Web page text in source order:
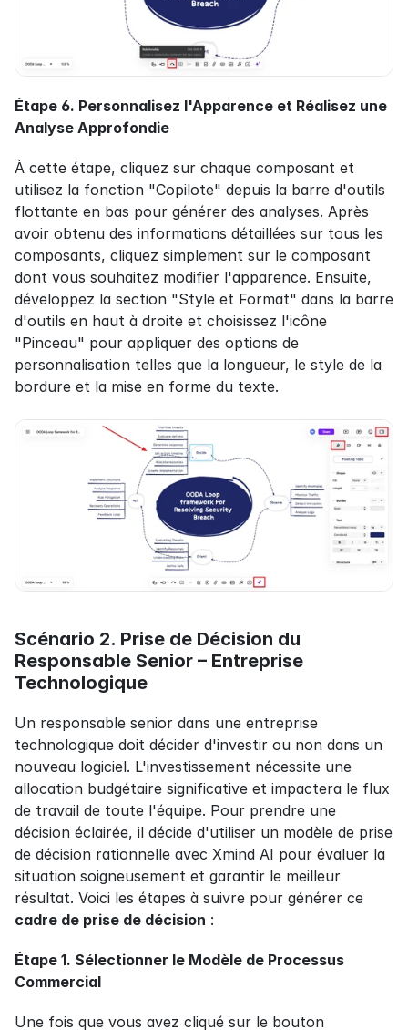
Étape 6. Personnalisez l'Apparence et Réalisez une
Analyse Approfondie
À cette étape, cliquez sur chaque composant et
utilisez la fonction "Copilote" depuis la barre d'outils
flottante en bas pour générer des analyses. Après
avoir obtenu des informations détaillées sur tous les
composants, cliquez simplement sur le composant
dont vous souhaitez modifier l'apparence. Ensuite,
développez la section "Style et Format" dans la barre
d'outils en haut à droite et choisissez l'icône
"Pinceau" pour appliquer des options de
personnalisation telles que la longueur, le style de la
bordure et la mise en forme du texte.
Scénario 2. Prise de Décision du
Responsable Senior – Entreprise
Technologique
Un responsable senior dans une entreprise
technologique doit décider d'investir ou non dans un
nouveau logiciel. L'investissement nécessite une
allocation budgétaire significative et impactera le flux
de travail de toute l'équipe. Pour prendre une
décision éclairée, il décide d'utiliser un modèle de prise
de décision rationnelle avec Xmind AI pour évaluer la
situation soigneusement et garantir le meilleur
cadre de prise de décision :
Étape 1. Sélectionner le Modèle de Processus
Commercial
Une fois que vous avez cliqué sur le bouton